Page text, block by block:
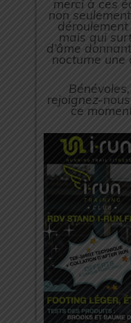
merci à ces
non
mais qui
d’âme
nocturne
rejoignez-
ce